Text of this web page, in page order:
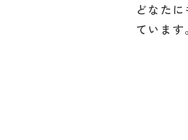
どなた
ています。